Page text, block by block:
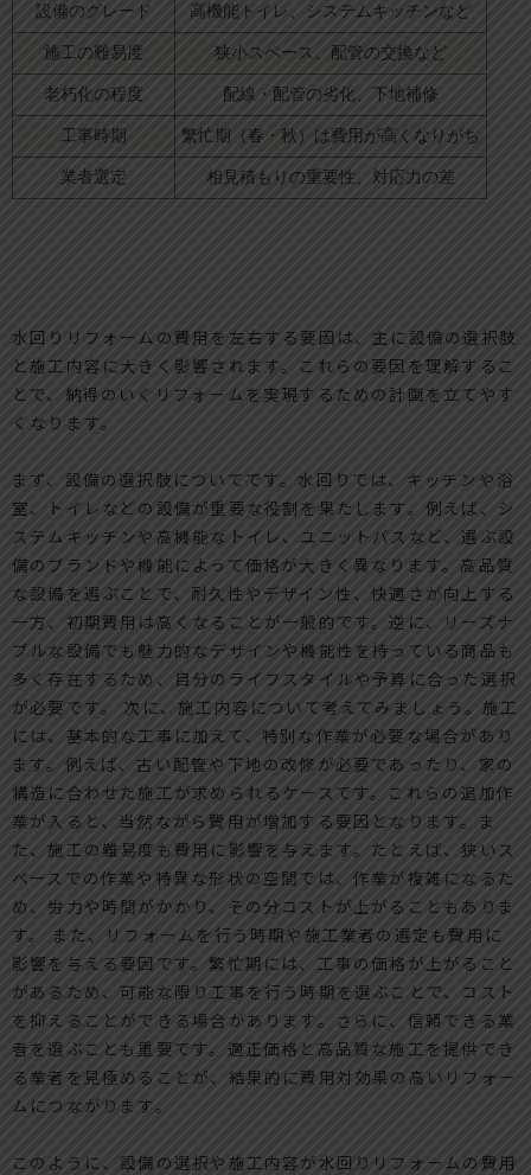
設備のグレード 高機能トイレ、システムキッチンなど
施工の難易度 狭小スペース、配管の交換など
老朽化の程度 配線・配管の劣化、下地補修
工事時期 繁忙期（春・秋）は費用が高くなりがち
業者選定 相見積もりの重要性、対応力の差
水回りリフォームの費用を左右する要因は、主に設備の選択肢
と施工内容に大きく影響されます。これらの要因を理解するこ
とで、納得のいくリフォームを実現するための計画を立てやす
くなります。
まず、設備の選択肢についてです。水回りでは、キッチンや浴
室、トイレなどの設備が重要な役割を果たします。例えば、シ
ステムキッチンや高機能なトイレ、ユニットバスなど、選ぶ設
備のブランドや機能によって価格が大きく異なります。高品質
な設備を選ぶことで、耐久性やデザイン性、快適さが向上する
一方、初期費用は高くなることが一般的です。逆に、リーズナ
ブルな設備でも魅力的なデザインや機能性を持っている商品も
多く存在するため、自分のライフスタイルや予算に合った選択
が必要です。 次に、施工内容について考えてみましょう。施工
には、基本的な工事に加えて、特別な作業が必要な場合があり
ます。例えば、古い配管や下地の改修が必要であったり、家の
構造に合わせた施工が求められるケースです。これらの追加作
業が入ると、当然ながら費用が増加する要因となります。ま
た、施工の難易度も費用に影響を与えます。たとえば、狭いス
ペースでの作業や特異な形状の空間では、作業が複雑になるた
め、労力や時間がかかり、その分コストが上がることもありま
す。 また、リフォームを行う時期や施工業者の選定も費用に
影響を与える要因です。繁忙期には、工事の価格が上がること
があるため、可能な限り工事を行う時期を選ぶことで、コスト
を抑えることができる場合があります。さらに、信頼できる業
者を選ぶことも重要です。適正価格と高品質な施工を提供でき
る業者を見極めることが、結果的に費用対効果の高いリフォー
ムにつながります。
このように、設備の選択や施工内容が水回りリフォームの費用